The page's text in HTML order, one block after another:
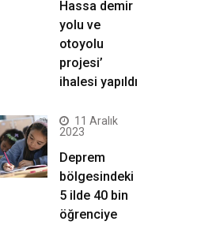
Hassa demir
yolu ve
otoyolu
projesi’
ihalesi yapıldı
11 Aralık
2023
Deprem
bölgesindeki
5 ilde 40 bin
öğrenciye